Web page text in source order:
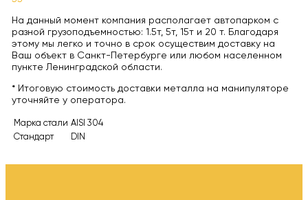
На данный момент компания располагает автопарком с
разной грузоподъемностью: 1.5т, 5т, 15т и 20 т. Благодаря
этому мы легко и точно в срок осуществим доставку на
Ваш объект в Санкт-Петербурге или любом населенном
пункте Ленинградской области.
* Итоговую стоимость доставки металла на манипуляторе
уточняйте у оператора.
Марка стали AISI 304
Стандарт
DIN